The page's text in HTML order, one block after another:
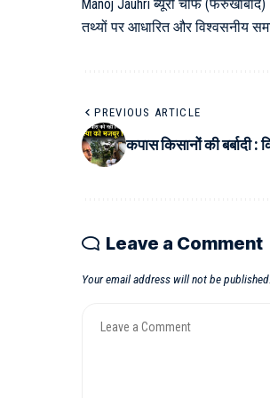
Manoj Jauhri ब्यूरो चीफ
तथ्यों पर आधारित और विश्वसनीय
PREVIOUS ARTICLE
कपास किसानों की बर्बादी
Leave a Comment
Your email address will not be published.